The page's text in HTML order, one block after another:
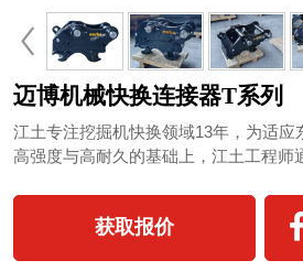
迈博机械快换连接器T系列
江土专注挖掘机快换领域13年，为适应
高强度与高耐久的基础上，江土工程
获取报价